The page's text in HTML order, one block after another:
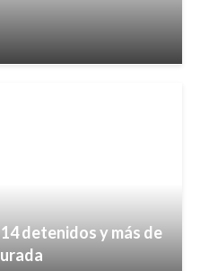
detenidos y más de